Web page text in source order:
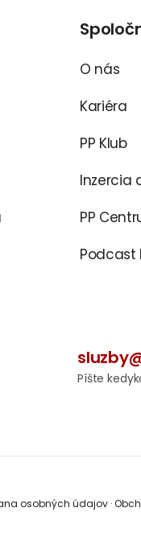
O nás
Kariéra
PP Klub
Inzercia
PP
Podcast
Píšte
osobných údajov ·